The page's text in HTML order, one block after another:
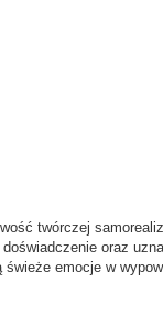
twórczej
oraz
emocje w